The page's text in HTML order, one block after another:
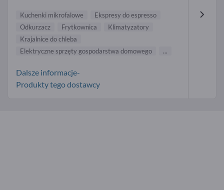
Kuchenki mikrofalowe
Ekspresy do espresso
Odkurzacz
Frytkownica
Klimatyzatory
Krajalnice do chleba
Elektryczne sprzęty gospodarstwa domowego
...
Dalsze informacje-
Produkty tego dostawcy